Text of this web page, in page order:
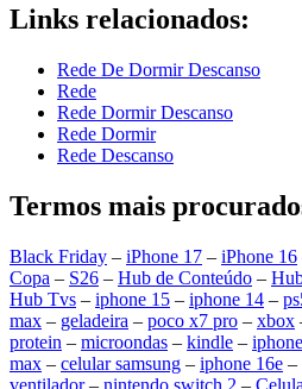
Links relacionados:
Rede De Dormir Descanso
Rede
Rede Dormir Descanso
Rede Dormir
Rede Descanso
Termos mais
Black Friday – iPhone 17 – iPhone 16
Copa – S26 – Hub de Conteúdo –
Hub Tvs – iphone 15 – iphone 14 –
max – geladeira – poco x7 pro – xbox
protein – microondas – kindle –
max – celular samsung – iphone 16e –
ventilador– nintendo switch 2 –